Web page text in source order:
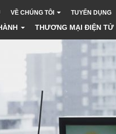
VỀ CHÚNG TÔI TUYỂN DỤNG
THƯƠNG MẠI ĐIỆN TỬ